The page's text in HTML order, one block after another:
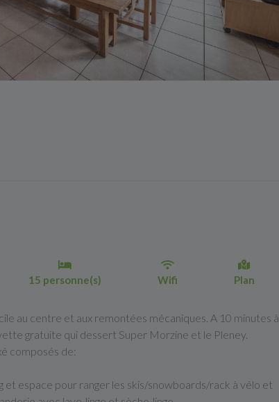
15 personne(s) Wifi Plan
au centre et aux remontées mécaniques. A 10 minutes à
gratuite qui dessert Super Morzine et le Pleney.
composés de:
et espace pour ranger les skis/snowboards/rack à vélo et